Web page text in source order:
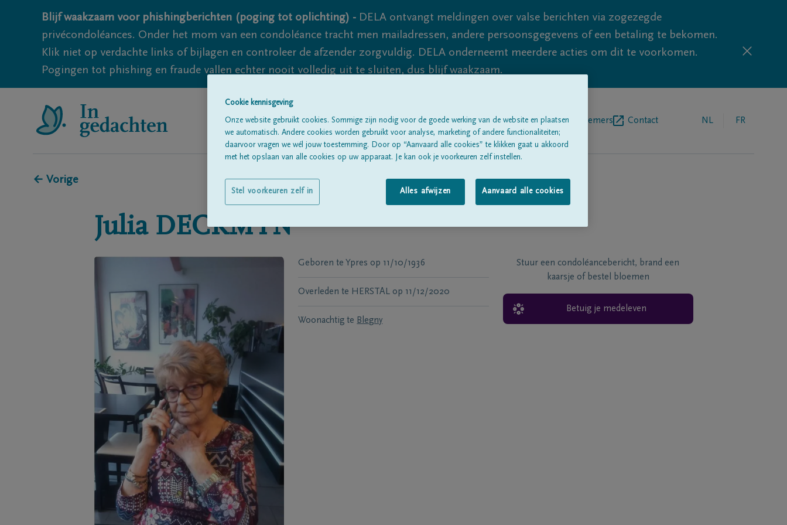
Blijf waakzaam voor phishingberichten (poging tot oplichting) - DELA ontvangt meldingen over valse berichten via zogezegde
privécondoléances. Onder het mom van een condoléance tracht men mailadressen, andere persoonsgegevens of een betaling te bekomen.
Klik niet op verdachte links of bijlagen en controleer de afzender zorgvuldig. DELA onderneemt meerdere acties om dit te voorkomen.
Pogingen tot phishing en fraude vallen echter nooit volledig uit te sluiten, dus blijf waakzaam.
Alle rouwberichtenOver onsBegrafenisondernemers Contact NL FR
← Vorige
Julia DECKMYN
Geboren te Ypres op 11/10/1936
Overleden te HERSTAL op 11/12/2020
Woonachtig te Blegny
Stuur een condoléancebericht, brand een
kaarsje of bestel bloemen
Betuig je medeleven
Cookie kennisgeving
Onze website gebruikt cookies. Sommige zijn nodig voor de goede werking van de website en plaatsen
we automatisch. Andere cookies worden gebruikt voor analyse, marketing of andere functionaliteiten;
daarvoor vragen we wél jouw toestemming. Door op “Aanvaard alle cookies” te klikken gaat u akkoord
met het opslaan van alle cookies op uw apparaat. Je kan ook je voorkeuren zelf instellen.
Alles afwijzen Aanvaard alle cookies
Stel voorkeuren zelf in